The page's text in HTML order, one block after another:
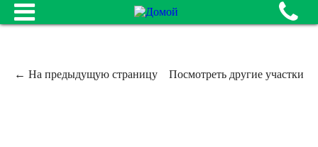
← На предыдущую страницу Посмотреть другие участки